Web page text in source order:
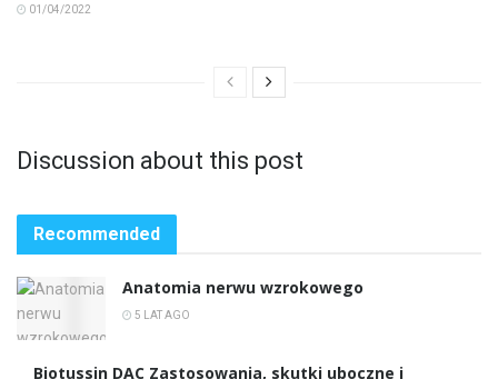
01/04/2022
Discussion about this post
Recommended
Anatomia nerwu wzrokowego
5 LAT AGO
Biotussin DAC Zastosowania, skutki uboczne i